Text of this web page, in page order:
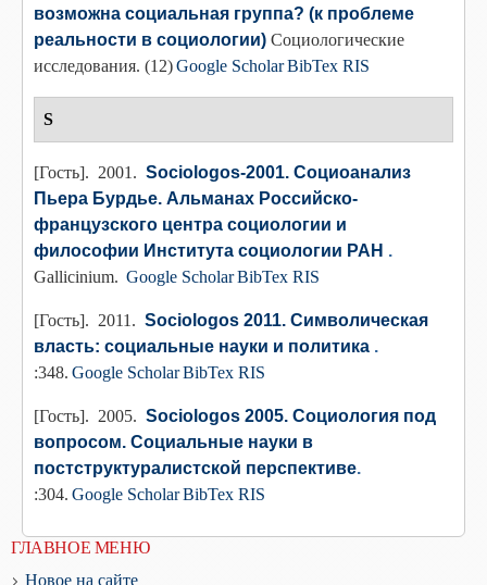
возможна социальная группа? (к проблеме
реальности в социологии) Социологические
исследования. (12)Google ScholarBibTex RIS
S
[Гость]. 2001. Sociologos-2001. Социоанализ
Пьера Бурдье. Альманах Российско-
французского центра социологии и
философии Института социологии РАН .
Gallicinium. Google ScholarBibTex RIS
[Гость]. 2011. Sociologos 2011. Символическая
власть: социальные науки и политика .
:348. Google ScholarBibTex RIS
[Гость]. 2005. Sociologos 2005. Социология под
вопросом. Социальные науки в
постструктуралистской перспективе.
:304. Google ScholarBibTex RIS
ГЛАВНОЕ МЕНЮ
Новое на сайте